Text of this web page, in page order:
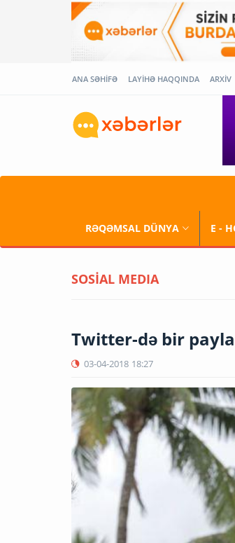
ANA SƏHİFƏ LAYİHƏ HAQQINDA ARXİV
RƏQƏMSAL DÜNYA E -
SOSİAL MEDIA
Twitter-də bir
03-04-2018 18:27